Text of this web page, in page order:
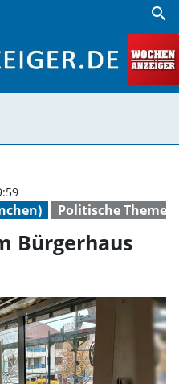
search
Politische Themen
Bürgerhaus